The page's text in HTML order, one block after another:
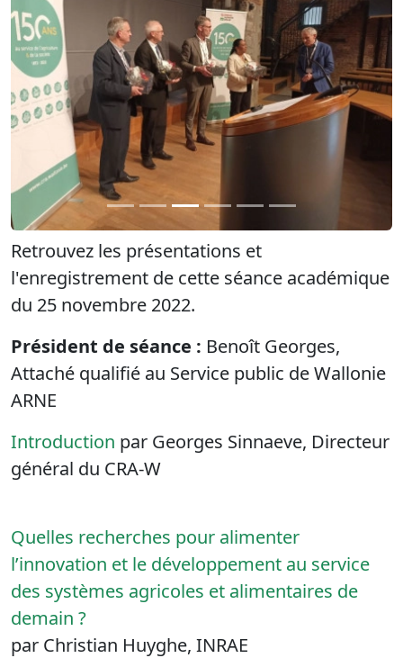
Précédent
Retrouvez les présentations et
l'enregistrement de cette séance académique
du 25 novembre 2022.
Président de séance : Benoît Georges,
Attaché qualifié au Service public de Wallonie
ARNE
Introduction par Georges Sinnaeve, Directeur
général du CRA-W
Quelles recherches pour alimenter
l’innovation et le développement au service
des systèmes agricoles et alimentaires de
demain ?
par Christian Huyghe, INRAE